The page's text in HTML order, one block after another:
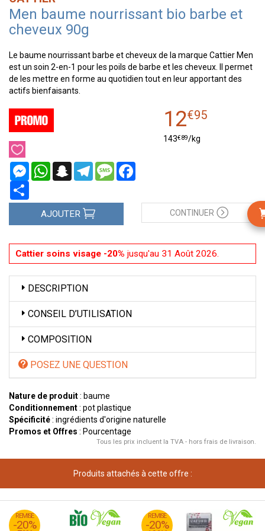
Men baume nourrissant bio barbe et
cheveux 90g
Le baume nourrissant barbe et cheveux de la marque Cattier Men
est un soin 2-en-1 pour les poils de barbe et les cheveux. Il permet
de les mettre en forme au quotidien tout en leur apportant des
actifs bienfaisants.
MessengerWhatsAppSnapchatTelegramMessage
12€95
143€89/kg
AJOUTER CONTINUER
Cattier soins visage -20% jusqu'au 31 Août 2026.
DESCRIPTION
CONSEIL D’UTILISATION
COMPOSITION
POSEZ UNE QUESTION
Nature de produit: baume
Conditionnement: pot plastique
Spécificité: ingrédients d'origine naturelle
Promos et Offres : Pourcentage
Tous les prix incluent la TVA - hors frais de livraison.
Produits attachés à cette offre :
REMISE
-20%
9
€
95 REMISE
-20%
23
€
95